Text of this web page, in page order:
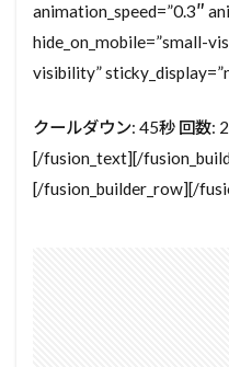
animation_speed=”0.3″
hide_on_mobile=”small-
visibility”
クールダウン: 45秒 回数: 2
[/fusion_text][/
[/fusion_builder_row][/